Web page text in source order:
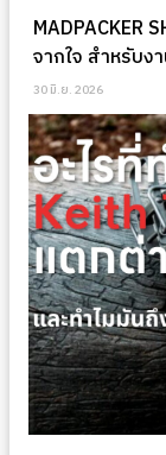
MADPACKER
จากใจ สำหรับ
30 มิ.ย. 2026